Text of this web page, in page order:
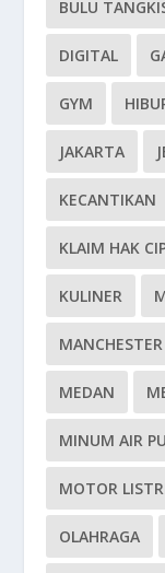
BULU
DIGITAL
GYM
JAKARTA
KECANTIKAN
KLAIM HAK
KULINER
MEDAN
MINUM AIR
MOTOR
OLAHRAGA